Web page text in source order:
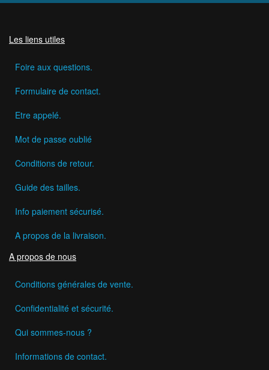
Les liens utiles
Foire aux questions.
Formulaire de contact.
Etre appelé.
Mot de passe oublié
Conditions de retour.
Guide des tailles.
Info paiement sécurisé.
A propos de la livraison.
A propos de nous
Conditions générales de vente.
Confidentialité et sécurité.
Qui sommes-nous ?
Informations de contact.